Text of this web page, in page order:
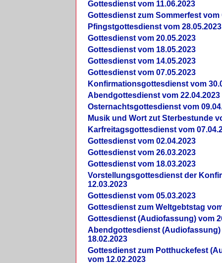
Gottesdienst vom 11.06.2023
Gottesdienst zum Sommerfest vom
Pfingstgottesdienst vom 28.05.2023
Gottesdienst vom 20.05.2023
Gottesdienst vom 18.05.2023
Gottesdienst vom 14.05.2023
Gottesdienst vom 07.05.2023
Konfirmationsgottesdienst vom
Abendgottesdienst vom 22.04.2023
Osternachtsgottesdienst vom
Musik und Wort zut Sterbestunde
Karfreitagsgottesdienst vom
Gottesdienst vom 02.04.2023
Gottesdienst vom 26.03.2023
Gottesdienst vom 18.03.2023
Vorstellungsgottesdienst der
12.03.2023
Gottesdienst vom 05.03.2023
Gottesdienst zum Weltgebtstag
Gottesdienst (Audiofassung) vom
Abendgottesdienst (Audiofassung)
18.02.2023
Gottesdienst zum Potthuckefest
vom 12.02.2023